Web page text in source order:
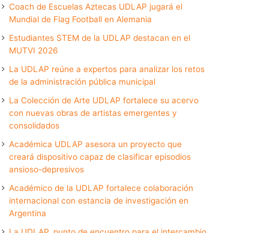
Coach de Escuelas Aztecas UDLAP jugará el
Mundial de Flag Football en Alemania
Estudiantes STEM de la UDLAP destacan en el
MUTVI 2026
La UDLAP reúne a expertos para analizar los retos
de la administración pública municipal
La Colección de Arte UDLAP fortalece su acervo
con nuevas obras de artistas emergentes y
consolidados
Académica UDLAP asesora un proyecto que
creará dispositivo capaz de clasificar episodios
ansioso-depresivos
Académico de la UDLAP fortalece colaboración
internacional con estancia de investigación en
Argentina